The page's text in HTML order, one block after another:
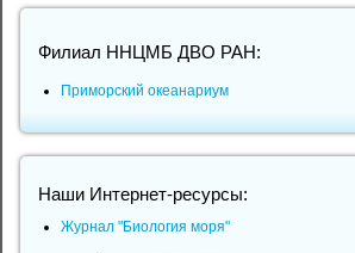
Филиал ННЦМБ ДВО РАН:
Приморский океанариум
Наши Интернет-ресурсы:
Журнал "Биология моря"